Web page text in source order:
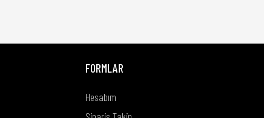
FORMLAR
Hesabım